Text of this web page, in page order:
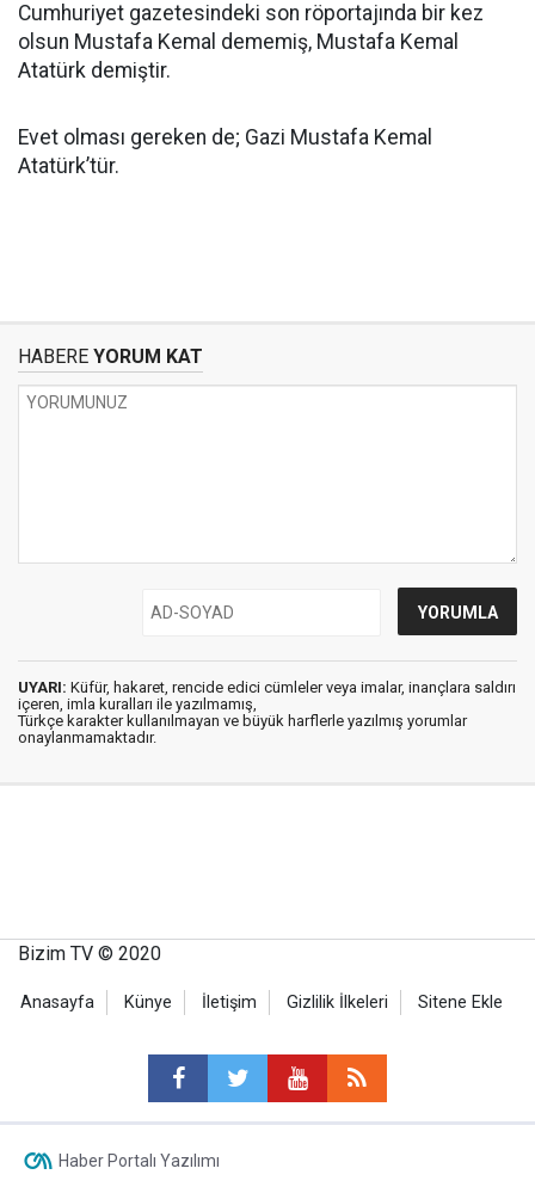
Cumhuriyet gazetesindeki son röportajında bir kez
olsun Mustafa Kemal dememiş, Mustafa Kemal
Atatürk demiştir.
Evet olması gereken de; Gazi Mustafa Kemal
Atatürk’tür.
HABERE YORUM KAT
UYARI: Küfür, hakaret, rencide edici cümleler veya imalar, inançlara saldırı
içeren, imla kuralları ile yazılmamış,
Türkçe karakter kullanılmayan ve büyük harflerle yazılmış yorumlar
onaylanmamaktadır.
Bizim TV © 2020
Anasayfa Künye İletişim Gizlilik İlkeleri Sitene Ekle
Haber Portalı Yazılımı